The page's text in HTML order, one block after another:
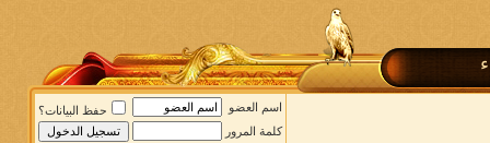
اسم العضو
حفظ البيانات؟
كلمة المرور